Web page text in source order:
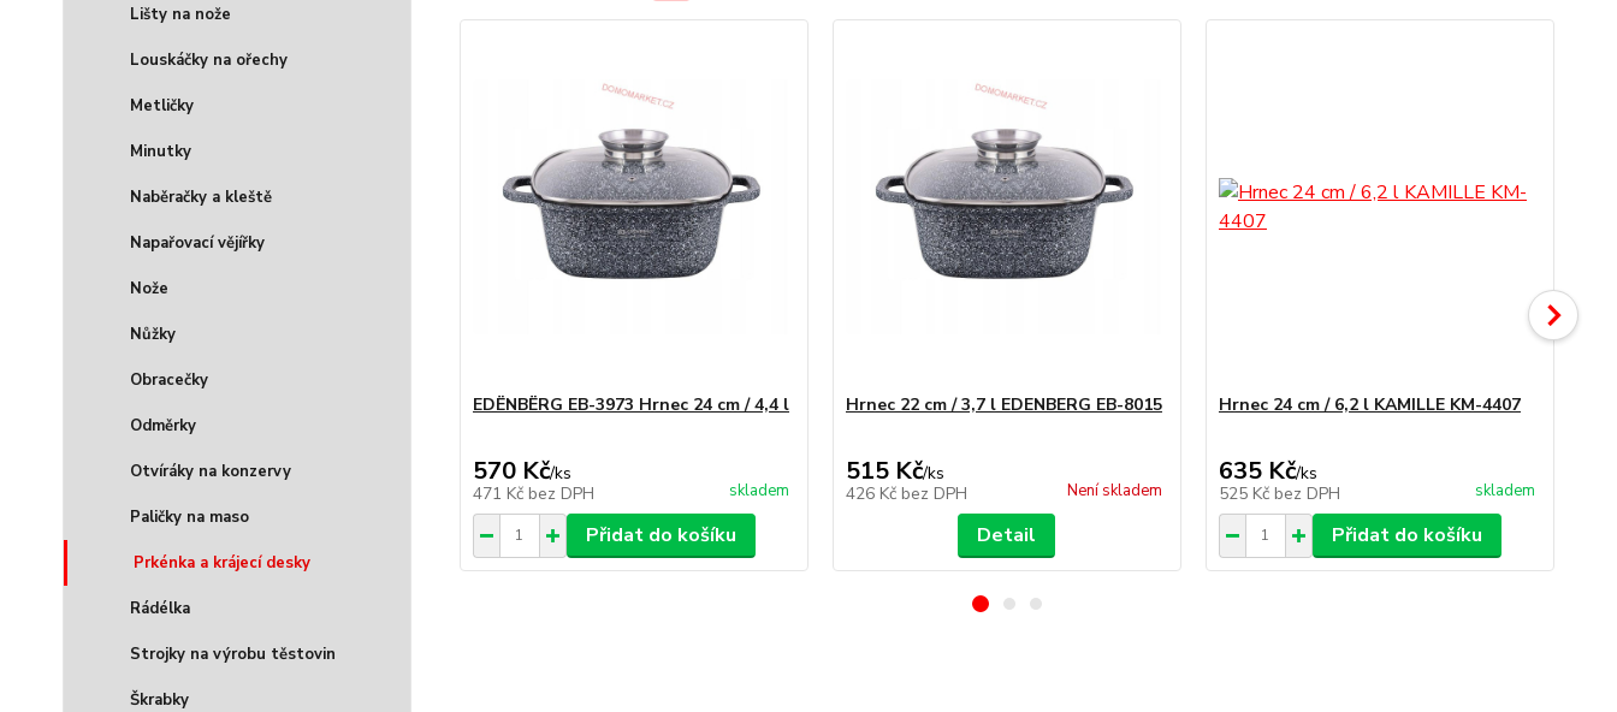
Lišty na nože
Louskáčky na ořechy
Metličky
Minutky
Naběračky a kleště
Napařovací vějířky
Nože
Nůžky
Obracečky
Odměrky
Otvíráky na konzervy
Paličky na maso
Prkénka a krájecí desky
Rádélka
Strojky na výrobu těstovin
Škrabky
EDËNBËRG EB-3973 Hrnec 24 cm / 4,4 l
570 Kč/ks
471 Kč bez DPH skladem
Přidat do košíku
Hrnec 22 cm / 3,7 l EDENBERG EB-8015
515 Kč/ks
426 Kč bez DPH Není skladem
Detail
Hrnec 24 cm / 6,2 l KAMILLE KM-4407
635 Kč/ks
525 Kč bez DPH skladem
Přidat do košíku